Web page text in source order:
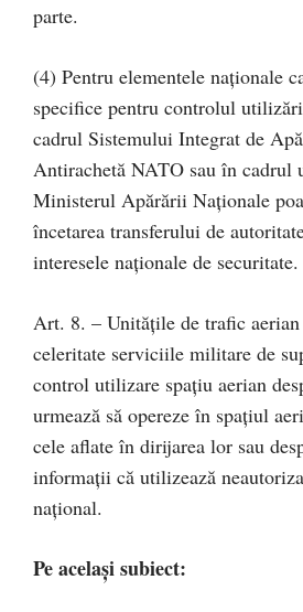
parte.
(4) Pentru elementele naționale
specifice pentru controlul
cadrul Sistemului Integrat de
Antirachetă NATO sau în cadrul
Ministerul Apărării Naționale
încetarea transferului de
interesele naționale de securitate.
Art. 8. – Unitățile de trafic
celeritate serviciile militare de
control utilizare spațiu aerian
urmează să opereze în spațiul
cele aflate în dirijarea lor sau
informații că utilizează
național.
Pe același subiect: